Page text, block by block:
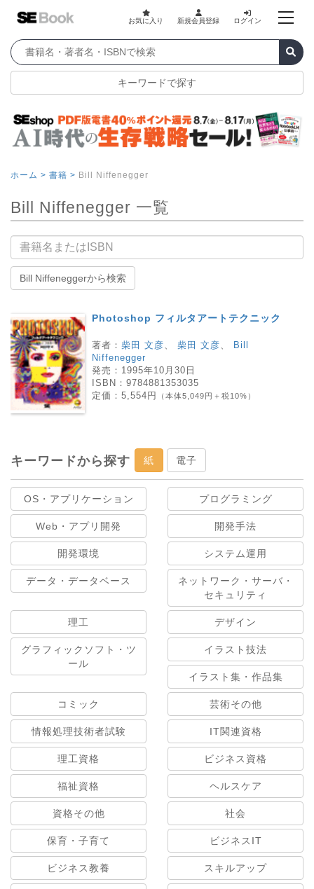
お気に入り 新規会員登録 ログイン
キーワードで探す
ホーム > 書籍 > Bill Niffenegger
Bill Niffenegger 一覧
書籍名
Bill Niffeneggerから検索
Photoshop フィルタアートテクニック
著者： 柴田 文彦 柴田 文彦
Bill
Niffenegger
発売： 1995年10月30日
ISBN： 9784881353035
定価： 5,554円 （本体5,049円＋税10%）
キーワードから探す 紙 電子
OS・アプリケーション プログラミング
Web・アプリ開発 開発手法
開発環境 システム運用
データ・データベース
ネットワーク・サーバ・
セキュリティ
理工 デザイン
グラフィックソフト・ツ
ール
イラスト技法
イラスト集・作品集
コミック 芸術その他
情報処理技術者試験 IT関連資格
理工資格 ビジネス資格
福祉資格 ヘルスケア
資格その他 社会
保育・子育て ビジネスIT
ビジネス教養 スキルアップ